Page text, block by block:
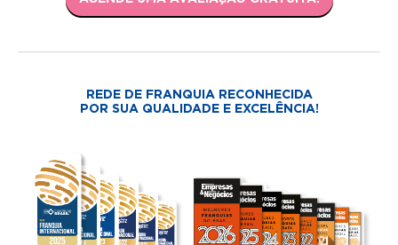
REDE DE FRANQUIA RECONHECIDA
POR SUA QUALIDADE E EXCELÊNCIA!